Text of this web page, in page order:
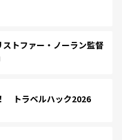
トファー・ノーラン監督
トラベルハック2026